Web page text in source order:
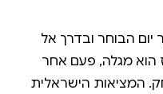
הבוחר ובדרך אל
הוא מגלה, פעם אחר
המציאות הישראלית